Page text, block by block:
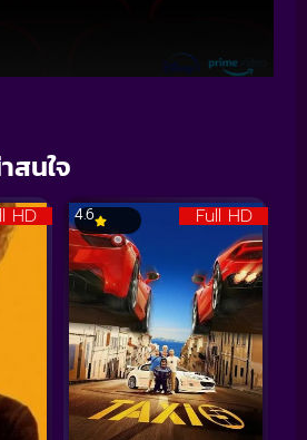
สนใจ
HD Full HD
4.6